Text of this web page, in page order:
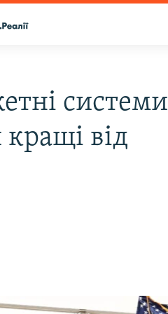
системи
від